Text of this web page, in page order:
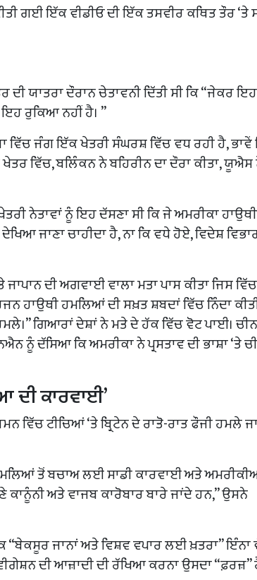
ਗਈ ਇੱਕ ਵੀਡੀਓ ਦੀ ਇੱਕ ਤਸਵੀਰ ਕਥਿਤ ਤੌਰ ‘ਤੇ
ਯਾਤਰਾ ਦੌਰਾਨ ਚੇਤਾਵਨੀ ਦਿੱਤੀ ਸੀ ਕਿ “ਜੇਕਰ
ਰੁਕਿਆ ਨਹੀਂ ਹੈ। ”
ਵਿੱਚ ਜੰਗ ਇੱਕ ਖੇਤਰੀ ਸੰਘਰਸ਼ ਵਿੱਚ ਵਧ ਰਹੀ ਹੈ, ਭਾਵੇਂ
ਵਿੱਚ, ਬਲਿੰਕਨ ਨੇ ਬਹਿਰੀਨ ਦਾ ਦੌਰਾ ਕੀਤਾ,
ਨੇਤਾਵਾਂ ਨੂੰ ਇਹ ਦੱਸਣਾ ਸੀ ਕਿ ਜੇ ਅਮਰੀਕਾ
ਜਾਣਾ ਚਾਹੀਦਾ ਹੈ, ਨਾ ਕਿ ਵਧੇ ਹੋਏ, ਵਿਦੇਸ਼
ਦੀ ਅਗਵਾਈ ਵਾਲਾ ਮਤਾ ਪਾਸ ਕੀਤਾ ਜਿਸ ਵਿੱਚ
ਹਾਉਥੀ ਹਮਲਿਆਂ ਦੀ ਸਖ਼ਤ ਸ਼ਬਦਾਂ ਵਿੱਚ ਨਿੰਦਾ
ਗਿਆਰਾਂ ਦੇਸ਼ਾਂ ਨੇ ਮਤੇ ਦੇ ਹੱਕ ਵਿੱਚ ਵੋਟ ਪਾਈ।
ਨੂੰ ਦੱਸਿਆ ਕਿ ਅਮਰੀਕਾ ਨੇ ਪ੍ਰਸਤਾਵ ਦੀ ਭਾਸ਼ਾ ‘ਤੇ
ਦੀ ਕਾਰਵਾਈ’
ਵਿੱਚ ਟੀਚਿਆਂ ‘ਤੇ ਬ੍ਰਿਟੇਨ ਦੇ ਰਾਤੋ-ਰਾਤ ਫੌਜੀ ਹਮਲੇ
ਤੋਂ ਬਚਾਅ ਲਈ ਸਾਡੀ ਕਾਰਵਾਈ ਅਤੇ
ਅਤੇ ਵਾਜਬ ਕਾਰੋਬਾਰ ਬਾਰੇ ਜਾਂਦੇ ਹਨ,” ਉਸਨੇ
“ਬੇਕਸੂਰ ਜਾਨਾਂ ਅਤੇ ਵਿਸ਼ਵ ਵਪਾਰ ਲਈ ਖ਼ਤਰਾ” ਇੰਨਾ
ਦੀ ਆਜ਼ਾਦੀ ਦੀ ਰੱਖਿਆ ਕਰਨਾ ਉਸਦਾ “ਫ਼ਰਜ਼”